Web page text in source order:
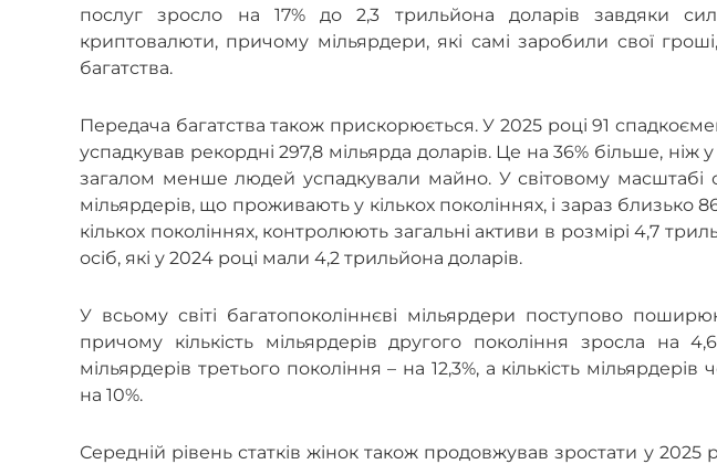
послуг зросло на 17% до 2,3 трильйона доларів завдяки
криптовалюти, причому мільярдери, які самі заробили свої
багатства.
Передача багатства також прискорюється. У 2025 році 91
успадкував рекордні 297,8 мільярда доларів. Це на 36% більше,
загалом менше людей успадкували майно. У світовому масштабі
мільярдерів, що проживають у кількох поколіннях, і зараз близько
кількох поколіннях, контролюють загальні активи в розмірі 4,7
осіб, які у 2024 році мали 4,2 трильйона доларів.
У всьому світі багатопоколіннєві мільярдери поступово
причому кількість мільярдерів другого покоління зросла на
мільярдерів третього покоління – на 12,3%, а кількість
на 10%.
Середній рівень статків жінок також продовжував зростати у 2025